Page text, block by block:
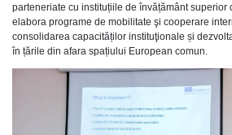
parteneriate cu instituțiile de învățământ superior
elabora programe de mobilitate şi cooperare
consolidarea capacităților instituţionale și
în țările din afara spațiului European comun.